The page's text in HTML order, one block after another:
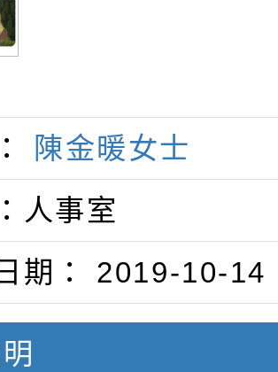
陳金暖女士
人事室
期： 2019-10-14